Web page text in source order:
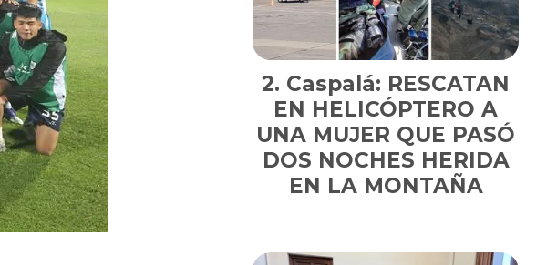
Caspalá: RESCATAN
EN HELICÓPTERO A
UNA MUJER QUE PASÓ
DOS NOCHES HERIDA
EN LA MONTAÑA